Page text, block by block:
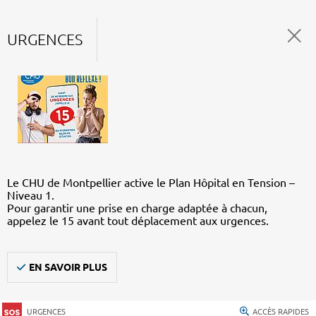
URGENCES
Le CHU de Montpellier active le Plan Hôpital en Tension –
Niveau 1.
Pour garantir une prise en charge adaptée à chacun,
appelez le 15 avant tout déplacement aux urgences.
EN SAVOIR PLUS
URGENCES ACCÈS RAPIDES